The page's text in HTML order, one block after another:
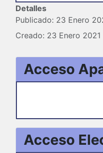
Detalles
Publicado: 23 Enero
Creado: 23 Enero 2021
Acceso
Acceso